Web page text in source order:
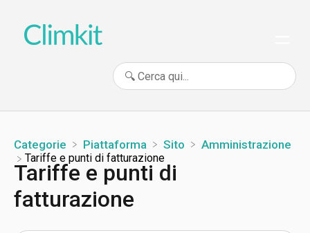
Categorie ​Piattaforma ​Sito ​Amministrazione
​Tariffe e punti di fatturazione
Tariffe e punti di
fatturazione